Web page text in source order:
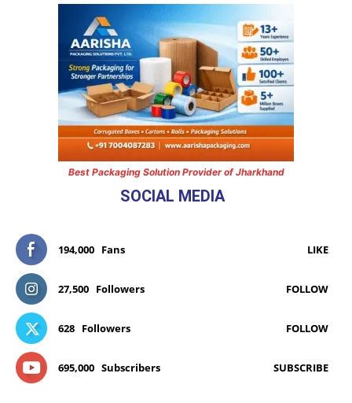
Best Packaging Solution Provider of Jharkhand
SOCIAL MEDIA
194,000 Fans LIKE
27,500 Followers FOLLOW
628 Followers FOLLOW
695,000 Subscribers SUBSCRIBE